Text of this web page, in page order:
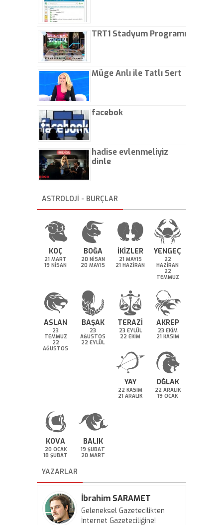
TRT1 Stadyum Programı
Müge Anlı ile Tatlı Sert
facebok
hadise evlenmeliyiz
dinle
ASTROLOJİ - BURÇLAR
KOÇ
21 MART
19 NİSAN
BOĞA
20 NİSAN
20 MAYIS
İKİZLER
21 MAYIS
21 HAZİRAN
YENGEÇ
22
HAZİRAN
22
TEMMUZ
ASLAN
23
TEMMUZ
22
AĞUSTOS
BAŞAK
23
AĞUSTOS
22 EYLÜL
TERAZİ
23 EYLÜL
22 EKİM
AKREP
23 EKİM
21 KASIM
YAY
22 KASIM
21 ARALIK
OĞLAK
22 ARALIK
19 OCAK
KOVA
20 OCAK
18 ŞUBAT
BALIK
19 ŞUBAT
20 MART
YAZARLAR
İbrahim SARAMET
Geleneksel Gazetecilikten
İnternet Gazeteciliğine!